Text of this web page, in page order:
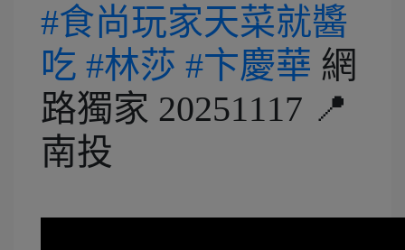
#食尚玩家天菜就醬
吃 #林莎 #卞慶華 網
路獨家 20251117 📍
南投